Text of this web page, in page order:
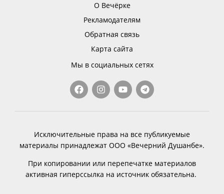
О Вечёрке
Рекламодателям
Обратная связь
Карта сайта
Мы в социальных сетях
Исключительные права на все публикуемые
материалы принадлежат ООО «Вечерний Душанбе».
При копировании или перепечатке материалов
активная гиперссылка на источник обязательна.